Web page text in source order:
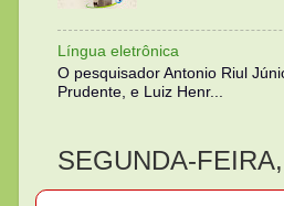
Língua eletrônica
O pesquisador Antonio Riul
Prudente, e Luiz Henr...
SEGUNDA-